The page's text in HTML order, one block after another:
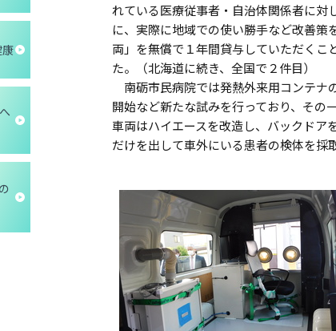
れている医療従事者・自治体関係者に対
に、実際に地域での使い勝手など改善策
両」を無償で１年間貸与していただくこ
た。（北海道に続き、全国で２件目）
南砺市民病院では発熱外来用コンテナ
開始など新たな試みを行っており、その
車両はハイエースを改造し、バックドア
だけを出して車外にいる患者の検体を採